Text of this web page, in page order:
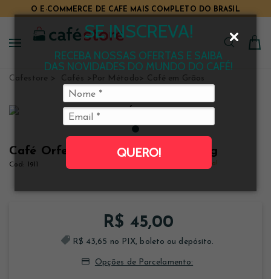
SE INSCREVA!
RECEBA NOSSAS OFERTAS E SAIBA
DAS NOVIDADES DO MUNDO DO CAFÉ!
QUERO!
TUDO PARA CAFÉ EM UM SÓ LUGAR
O E-COMMERCE DE CAFÉ MAIS COMPLETO DO BRASIL
Cafestore Cafés Por Método Café em Grãos
Café Orfeu Intenso em grãos 250 g
1911 Clique e veja!
R$ 45,00
R$ 43,65 no PIX, boleto ou depósito.
Opções de Parcelamento: